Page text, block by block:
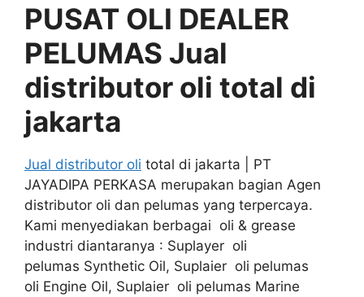
PUSAT OLI DEALER
PELUMAS Jual
distributor oli total di
jakarta
Jual distributor oli total di jakarta | PT
JAYADIPA PERKASA merupakan bagian Agen
distributor oli dan pelumas yang terpercaya.
Kami menyediakan berbagai oli & grease
industri diantaranya : Suplayer oli
pelumas Synthetic Oil, Suplaier oli pelumas
oli Engine Oil, Suplaier oli pelumas Marine